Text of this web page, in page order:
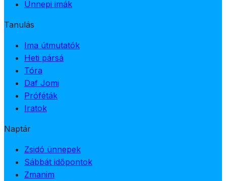
Ünnepi imák
Tanulás
Ima útmutatók
Heti pársá
Tóra
Daf Jomi
Próféták
Iratok
Naptár
Zsidó ünnepek
Sábbát időpontok
Zmanim